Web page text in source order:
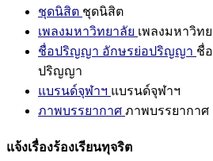
ชุดนิสิต ชุดนิสิต
เพลงมหาวิทยาลัย เพลงมหาวิท
ชื่อปริญญา อักษรย่อปริญญา ชื่
ปริญญา
แบรนด์จุฬาฯ แบรนด์จุฬาฯ
ภาพบรรยากาศ ภาพบรรยากาศ
แจ้งเรื่องร้องเรียนทุจริต